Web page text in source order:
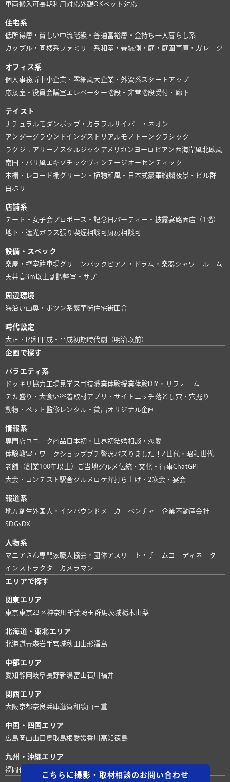
こちらに撮影・取材相談のお問い合わせ
車両搬入可長期利用対応外観OKペット対応
住宅系
低所得層・貧しい中流階級・普通富裕層・金持ち 一人暮らし系
カップル・同棲系ファミリー系和室・畳縁側・庭・庭園 車庫・ガレージ
オフィス系
個人事務所中小企業・零細風大企業・外資系スタートアップ
応接室・役員会議室 エレベーター 階段・非常階段受付・廊下
テイスト
ナチュラルモダンポップ・カラフルサイバー・ネオン
アンダーグラウンド インダストリアルモノトーン クラシック
ラグジュアリー ノスタルジック アメリカン ヨーロピアン 西海岸風北欧風
南国・バリ風 エキゾチック ヴィンテージ オーセンティック
本棚・レコード棚グリーン・植物和風・日本式豪華絢爛夜景・ビル群
白ホリ
店舗系
デート・女子会プロポーズ・記念日 パーティー・披露宴路面店（1階）
地下・遮光ガラス張り 喫煙相談可 厨房相談可
設備・スペック
楽屋・控室駐車場グリーンバック ピアノ・ドラム・楽器シャワールーム
天井高3m以上副調整室・サブ
周辺環境
海沿い山奥・ポツン系繁華街住宅街田舎
時代設定
大正・昭和平成・平成初期時代劇（明治以前）
企画で探す
バラエティ系
ドッキリ協力 工場見学 スゴ技職業体験授業体験 DIY・リフォーム
デカ盛り・大食い密着取材アプリ・サイト ニッチ落とし穴・穴掘り
動物・ペット 監修 レンタル・貸出オリジナル企画
情報系
専門店ユニーク商品 日本初・世界初結婚相談・恋愛
体験教室・ワークショッププチ贅沢バズりました！ Z世代・昭和世代
老舗（創業100年以上）
ご当地グルメ 伝統・文化・行事ChatGPT
大会・コンテスト 駅舎グルメ ロケ弁打ち上げ・2次会・宴会
報道系
地方創生外国人・インバウンド メーカー ベンチャー企業不動産会社
SDGs DX
人物系
マニアさん専門家 職人 協会・団体アスリート・チーム コーディネーター
インストラクターカメラマン
エリアで探す
関東エリア
東京 東京23区神奈川 千葉埼玉群馬茨城栃木山梨
北海道・東北エリア
北海道青森岩手宮城秋田 山形福島
中部エリア
愛知 静岡 岐阜長野新潟富山石川 福井
関西エリア
大阪京都奈良兵庫滋賀和歌山 三重
中国・四国エリア
広島 岡山山口 鳥取島根 愛媛香川 高知徳島
九州・沖縄エリア
福岡 佐賀